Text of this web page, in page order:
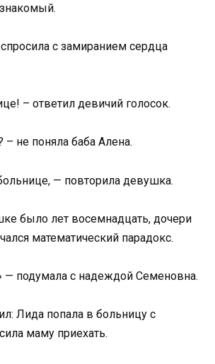
с замиранием сердца
– ответил девичий голосок.
не поняла баба Алена.
— повторила девушка.
было лет восемнадцать, дочери
математический парадокс.
— подумала с надеждой Семеновна.
Лида попала в больницу с
маму приехать.